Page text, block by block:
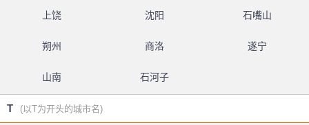
上饶 沈阳 石嘴山
朔州 商洛 遂宁
山南 石河子
T (以T为开头的城市名)